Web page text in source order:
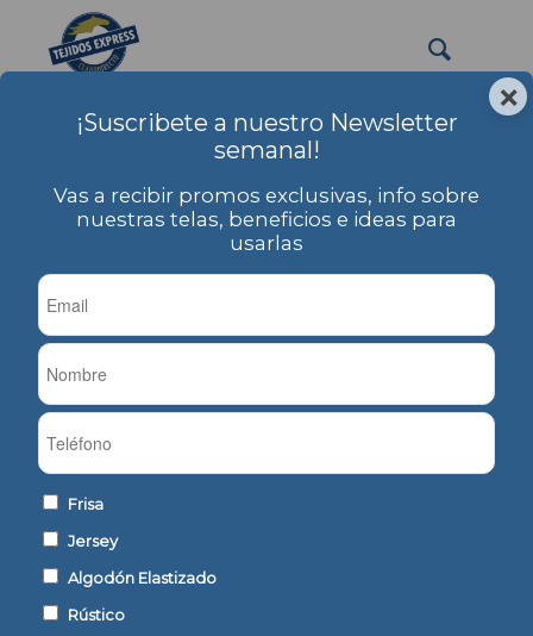
×
¡Suscribete a nuestro Newsletter
semanal!
Vas a recibir promos exclusivas, info sobre
nuestras telas, beneficios e ideas para
usarlas
Frisa
Jersey
Algodón Elastizado
Rústico
pantalon frisado
PRODUCTOS / Etiqueta: pantalon frisado
Mostrar
Deportivo Frisado Liso
Mostrar detalles